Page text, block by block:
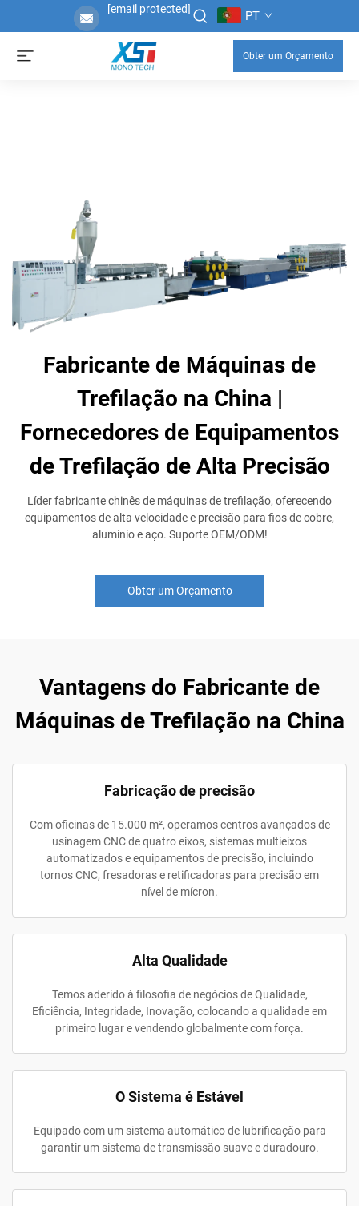
[email protected] PT
Obter um Orçamento
Fabricante de Máquinas de
Trefilação na China |
Fornecedores de Equipamentos
de Trefilação de Alta Precisão
Líder fabricante chinês de máquinas de trefilação, oferecendo
equipamentos de alta velocidade e precisão para fios de cobre,
alumínio e aço. Suporte OEM/ODM!
Obter um Orçamento
Vantagens do Fabricante de
Máquinas de Trefilação na China
Fabricação de precisão
Com oficinas de 15.000 m², operamos centros avançados de
usinagem CNC de quatro eixos, sistemas multieixos
automatizados e equipamentos de precisão, incluindo
tornos CNC, fresadoras e retificadoras para precisão em
nível de mícron.
Alta Qualidade
Temos aderido à filosofia de negócios de Qualidade,
Eficiência, Integridade, Inovação, colocando a qualidade em
primeiro lugar e vendendo globalmente com força.
O Sistema é Estável
Equipado com um sistema automático de lubrificação para
garantir um sistema de transmissão suave e duradouro.